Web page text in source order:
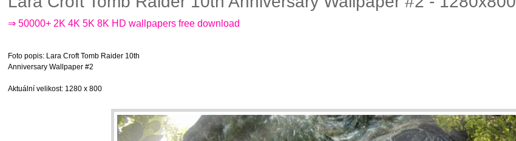
⇒ 50000+ 2K 4K 5K 8K HD wallpapers free download
Foto popis: Lara Croft Tomb Raider 10th
Anniversary Wallpaper #2
Aktuální velikost: 1280 x 800